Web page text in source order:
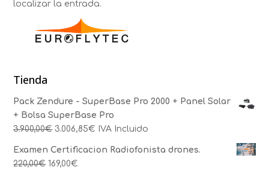
localizar la entrada.
Tienda
Pack Zendure - SuperBase Pro 2000 + Panel Solar
+ Bolsa SuperBase Pro
3.900,00€ 3.006,85€ IVA Incluido
Examen Certificacion Radiofonista drones.
220,00€ 169,00€